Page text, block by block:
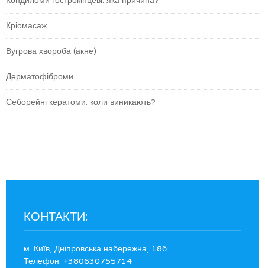
Кріомасаж
Вугрова хвороба (акне)
Дерматофіброми
Себорейні кератоми: коли виникають?
КОНТАКТИ:
м. Київ, Дніпровська набережна, 18б.
Телефон: +380630755714